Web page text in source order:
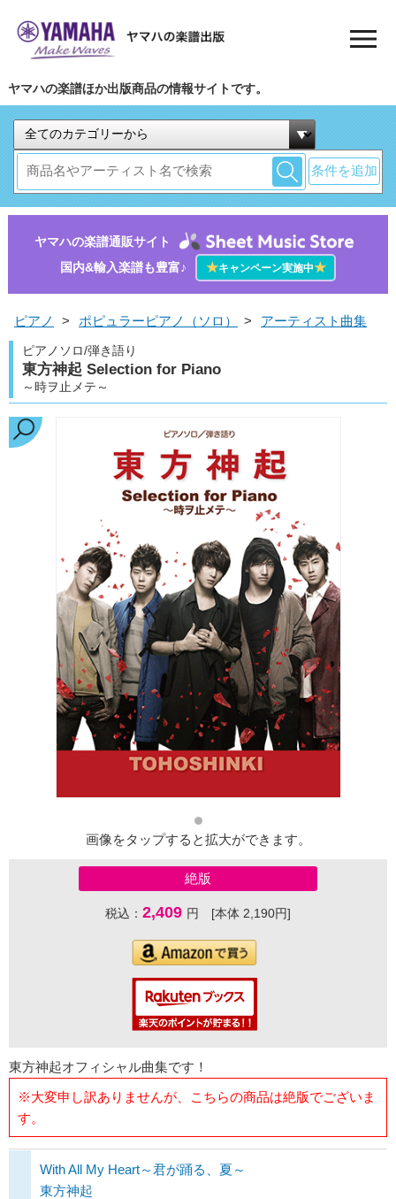
ヤマハの楽譜ほか出版商品の情報サイトです。
条件を追加
ヤマハの楽譜通販サイト
国内&輸入楽譜も豊富♪
★キャンペーン実施中★
ピアノ > ポピュラーピアノ（ソロ） > アーティスト曲集
ピアノソロ/弾き語り
東方神起 Selection for Piano
～時ヲ止メテ～
画像をタップすると拡大ができます。
絶版
税込： 2,409 円 [本体 2,190円]
東方神起オフィシャル曲集です！
※大変申し訳ありませんが、こちらの商品は絶版でございま
す。
With All My Heart～君が踊る、夏～
東方神起